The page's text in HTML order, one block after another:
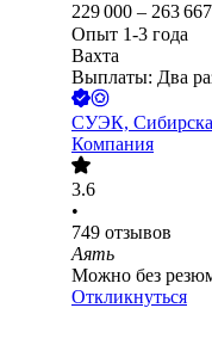
229 000 – 263 667
Опыт 1-3 года
Вахта
Выплаты: Два
СУЭК,
Компания
3.6
•
749 отзывов
Аять
Можно без
Откликнуться